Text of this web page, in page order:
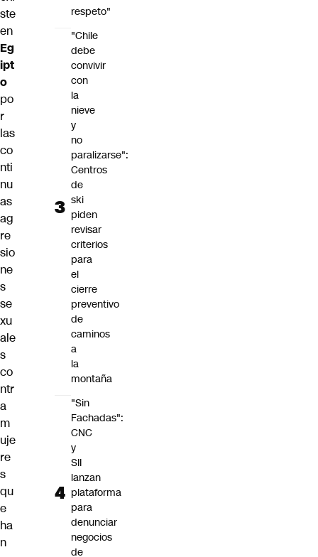
ste
en
Eg
ipt
o
po
r
las
co
nti
nu
as
ag
re
sio
ne
s
se
xu
ale
s
co
ntr
a
m
uje
re
s
qu
e
ha
n
respeto"
"Chile
debe
convivir
con
la
nieve
y
no
paralizarse":
Centros
de
ski
piden
revisar
criterios
para
el
cierre
preventivo
de
caminos
a
la
montaña
"Sin
Fachadas":
CNC
y
SII
lanzan
plataforma
para
denunciar
negocios
de